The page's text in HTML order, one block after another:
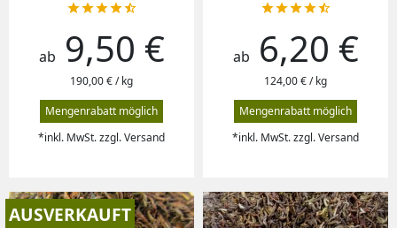

Preis
ab 9,50 €
190,00 € / kg
Mengenrabatt möglich
*inkl. MwSt. zzgl. Versand

Preis
ab 6,20 €
124,00 € / kg
Mengenrabatt möglich
*inkl. MwSt. zzgl. Versand
AUSVERKAUFT